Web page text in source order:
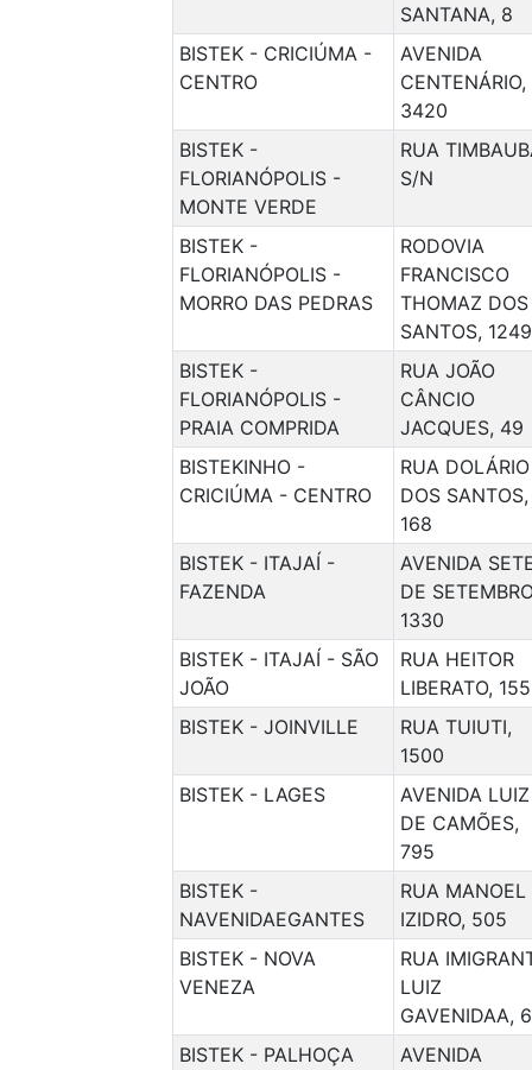
SANTANA, 8
BISTEK - CRICIÚMA -
CENTRO
AVENIDA
CENTENÁRIO,
3420
BISTEK -
FLORIANÓPOLIS -
MONTE VERDE
RUA
S/N
BISTEK -
FLORIANÓPOLIS -
MORRO DAS PEDRAS
RODOVIA
FRANCISCO
THOMAZ DOS
SANTOS, 1249
BISTEK -
FLORIANÓPOLIS -
PRAIA COMPRIDA
RUA JOÃO
CÂNCIO
JACQUES, 49
BISTEKINHO -
CRICIÚMA - CENTRO
RUA DOLÁRIO
DOS SANTOS,
168
BISTEK - ITAJAÍ -
FAZENDA
AVENIDA
DE
1330
BISTEK - ITAJAÍ - SÃO
JOÃO
RUA HEITOR
LIBERATO,
BISTEK - JOINVILLE
RUA TUIUTI,
1500
BISTEK - LAGES
AVENIDA LUIZ
DE CAMÕES,
795
BISTEK -
NAVENIDAEGANTES
RUA MANOEL
IZIDRO, 505
BISTEK - NOVA
VENEZA
RUA
LUIZ
GAVENIDAA,
BISTEK - PALHOÇA
AVENIDA